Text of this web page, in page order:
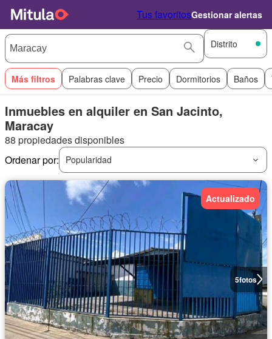
Tus favoritosGestionar alertas
Distrito
Más filtros Palabras clave Precio Dormitorios Baños
Inmuebles en alquiler en San Jacinto,
Maracay
88 propiedades disponibles
Ordenar por:
Popularidad
5fotos
Actualizado